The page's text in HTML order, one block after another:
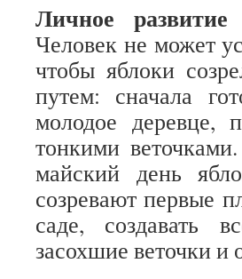
Личное
Человек не может
чтобы яблоки
путем: сначала
молодое деревце,
тонкими
майский день
созревают первые
саде, создавать
засохшие веточки и